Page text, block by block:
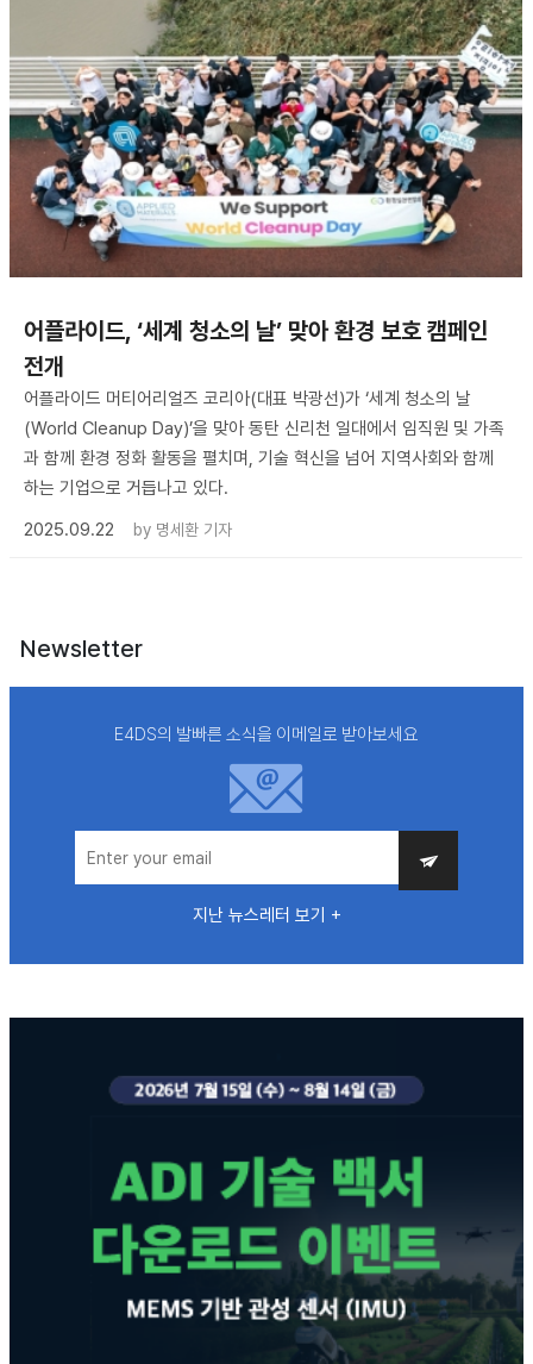
어플라이드, ‘세계 청소의 날’ 맞아 환경 보호 캠페인
전개
어플라이드 머티어리얼즈 코리아(대표 박광선)가 ‘세계 청소의 날
(World Cleanup Day)’을 맞아 동탄 신리천 일대에서 임직원 및 가족
과 함께 환경 정화 활동을 펼치며, 기술 혁신을 넘어 지역사회와 함께
하는 기업으로 거듭나고 있다.
2025.09.22
by 명세환 기자
Newsletter
E4DS의 발빠른 소식을 이메일로 받아보세요
지난 뉴스레터 보기 +